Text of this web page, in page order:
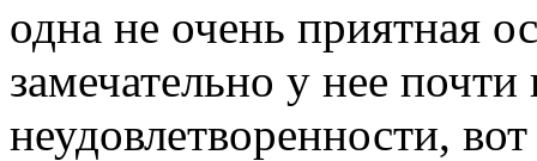
одна не очень приятная
замечательно у нее почти
неудовлетворенности,